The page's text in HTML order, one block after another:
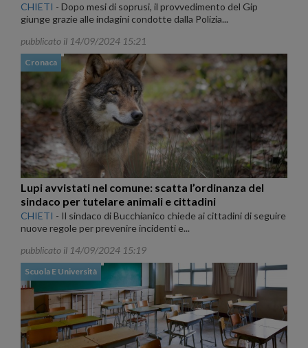
CHIETI - Dopo mesi di soprusi, il provvedimento del Gip
giunge grazie alle indagini condotte dalla Polizia...
pubblicato il 14/09/2024 15:21
Cronaca
Lupi avvistati nel comune: scatta l’ordinanza del
sindaco per tutelare animali e cittadini
CHIETI - Il sindaco di Bucchianico chiede ai cittadini di seguire
nuove regole per prevenire incidenti e...
pubblicato il 14/09/2024 15:19
Scuola E Università